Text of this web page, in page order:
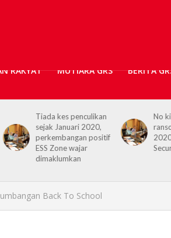
RAKYAT MUTIARA GRS BERITA
No kidnap-for-
ransom cases since
2020, Hajiji credits
Security Agencies
Back To School